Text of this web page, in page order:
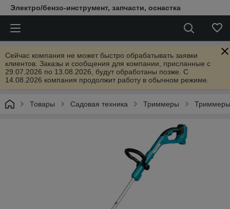
Электро/бензо-инструмент, запчасти, оснастка
Сейчас компания не может быстро обрабатывать заявки
клиентов. Заказы и сообщения для компании, присланные с
29.07.2026 по 13.08.2026, будут обработаны позже. С
14.08.2026 компания продолжит работу в обычном режиме.
Товары Садовая техника Триммеры Триммеры